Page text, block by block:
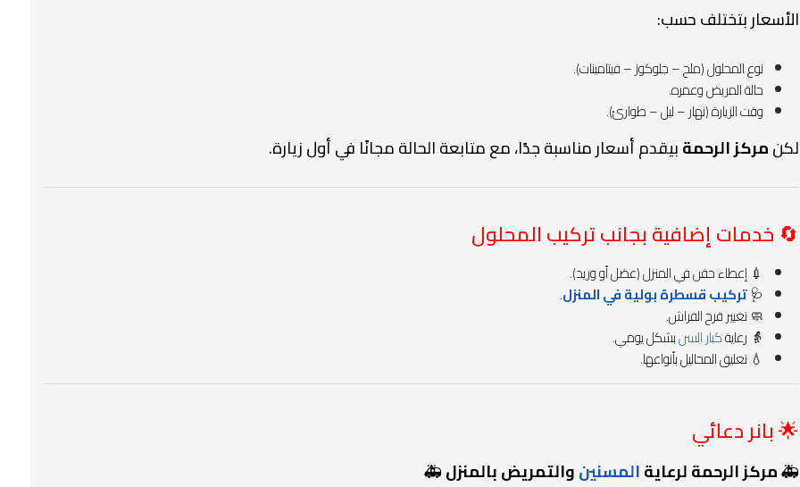
الأسعار بتختلف حسب:
نوع المحلول (ملح – جلوكوز – فيتامينات).
حالة المريض وعمره.
وقت الزيارة (نهار – ليل – طوارئ).
لكنمركز الرحمةبيقدم أسعار مناسبة جدًا، مع متابعة الحالة مجانًا في أول زيارة.
🔄 خدمات إضافية بجانب تركيب المحلول
💉 إعطاء حقن في المنزل (عضل أو وريد).
🩺تركيب قسطرة بولية في المنزل.
🧼 تغيير قرح الفراش.
👵 رعايةكبار السنبشكل يومي.
💧 تعليق المحاليل بأنواعها.
🌟 بانر دعائي
🚑مركز الرحمة لرعايةالمسنينوالتمريض بالمنزل🚑